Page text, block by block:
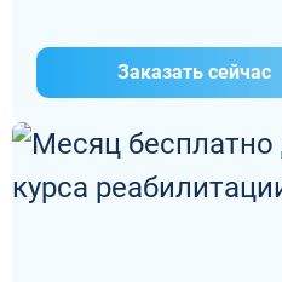
Заказать сейчас